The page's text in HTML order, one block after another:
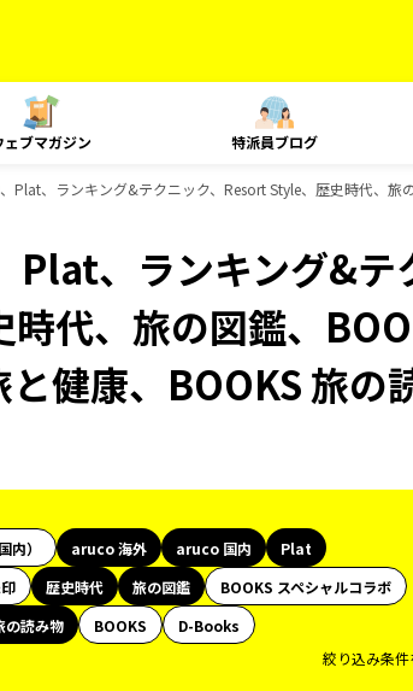
ェブマガジン 特派員ブログ
Plat、ランキング&テクニック、Resort Style、歴史時代、旅
、ランキング&テ
代、旅の図鑑、
健康、BOOKS 旅の
内） aruco 海外 aruco 国内
Plat
歴史時代 旅の図鑑
BOOKS スペシャルコラボ
の読み物 BOOKS
D-Books
絞り込み条件